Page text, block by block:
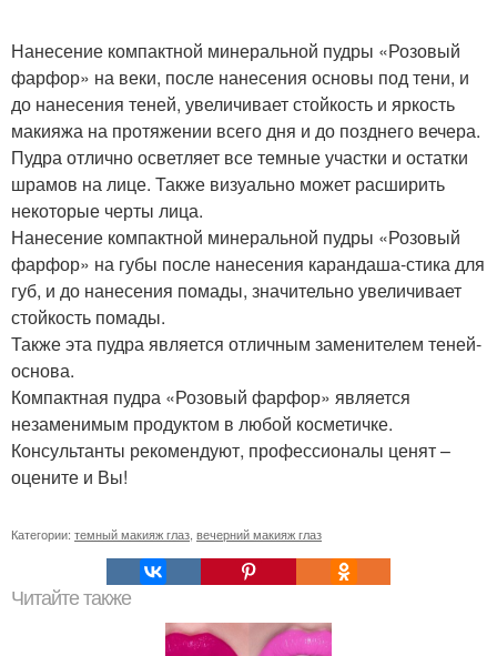
Нанесение компактной минеральной пудры «Розовый
фарфор» на веки, после нанесения основы под тени, и
до нанесения теней, увеличивает стойкость и яркость
макияжа на протяжении всего дня и до позднего вечера.
Пудра отлично осветляет все темные участки и остатки
шрамов на лице. Также визуально может расширить
некоторые черты лица.
Нанесение компактной минеральной пудры «Розовый
фарфор» на губы после нанесения карандаша-стика для
губ, и до нанесения помады, значительно увеличивает
стойкость помады.
Также эта пудра является отличным заменителем теней-
основа.
Компактная пудра «Розовый фарфор» является
незаменимым продуктом в любой косметичке.
Консультанты рекомендуют, профессионалы ценят –
оцените и Вы!
Категории: темный макияж глаз вечерний макияж глаз
Читайте также